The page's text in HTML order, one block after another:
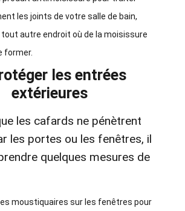
les joints de votre salle de bain,
autre endroit où de la moisissure
former.
les entrées
extérieures
les cafards ne pénètrent
les portes ou les fenêtres, il
quelques mesures de
moustiquaires sur les fenêtres pour